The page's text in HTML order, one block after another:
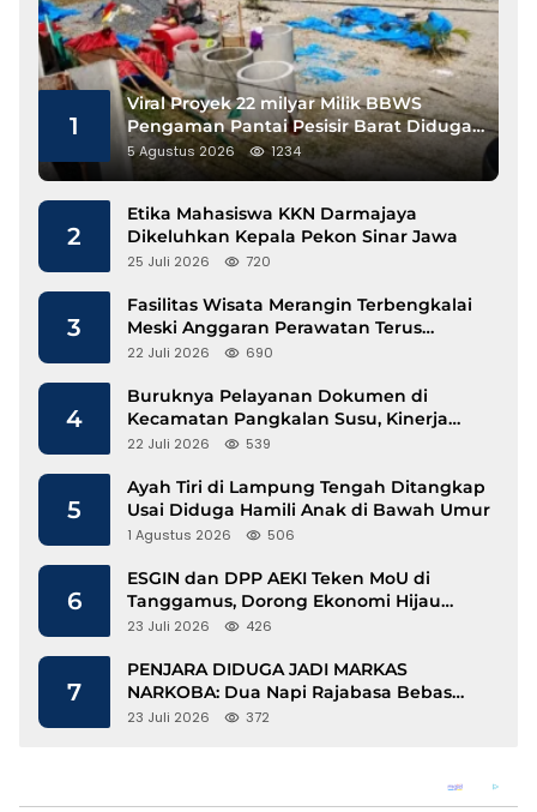
1
Viral Proyek 22 milyar Milik BBWS
Pengaman Pantai Pesisir Barat Diduga
Gunakan Besi Banci
5 Agustus 2026 1234
2
Etika Mahasiswa KKN Darmajaya
Dikeluhkan Kepala Pekon Sinar Jawa
25 Juli 2026 720
3
Fasilitas Wisata Merangin Terbengkalai
Meski Anggaran Perawatan Terus
Mengalir
22 Juli 2026 690
4
Buruknya Pelayanan Dokumen di
Kecamatan Pangkalan Susu, Kinerja
Disdukcapil Langkat Disorot
22 Juli 2026 539
5
Ayah Tiri di Lampung Tengah Ditangkap
Usai Diduga Hamili Anak di Bawah Umur
1 Agustus 2026 506
6
ESGIN dan DPP AEKI Teken MoU di
Tanggamus, Dorong Ekonomi Hijau
Berbasis Kopi dan Perdagangan Karbon
23 Juli 2026 426
7
PENJARA DIDUGA JADI MARKAS
NARKOBA: Dua Napi Rajabasa Bebas
Gunakan HP, Muncul Dugaan
23 Juli 2026 372